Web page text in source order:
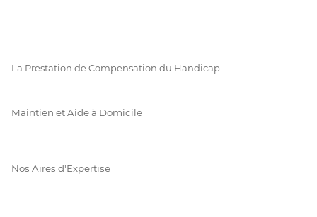
La Prestation de Compensation du Handicap
Maintien et Aide à Domicile
Nos Aires d'Expertise